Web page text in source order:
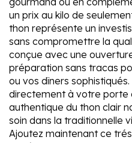
un prix au kilo de
thon représente un
sans compromettre la
conçue avec une
préparation sans tracas
ou vos dîners
directement à votre porte
authentique du thon clair
soin dans la traditionnelle
Ajoutez maintenant ce